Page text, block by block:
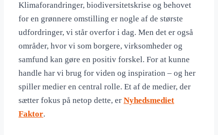
Klimaforandringer, biodiversitetskrise og behovet
for en grønnere omstilling er nogle af de største
udfordringer, vi står overfor i dag. Men det er også
områder, hvor vi som borgere, virksomheder og
samfund kan gøre en positiv forskel. For at kunne
handle har vi brug for viden og inspiration – og her
spiller medier en central rolle. Et af de medier, der
sætter fokus på netop dette, er Nyhedsmediet
Faktor.